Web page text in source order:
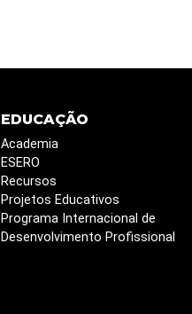
EDUCAÇÃO
Academia
ESERO
Recursos
Projetos Educativos
Programa Internacional de
Desenvolvimento Profissional